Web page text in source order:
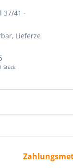
Info »
37/41 -
Lieferzeit (ca. 1-4
1 Stück